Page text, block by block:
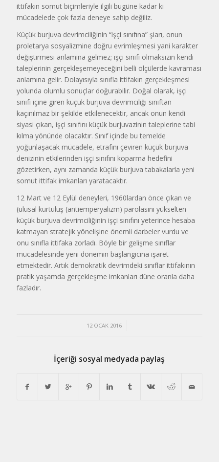
ittifakın somut biçimleriyle ilgili bugüne kadar ki
mücadelede çok fazla deneye sahip değiliz.
Küçük burjuva devrimciliğinin “işçi sınıfına” şiarı, onun
proletarya sosyalizmine doğru evrimleşmesi yani karakter
değiştirmesi anlamına gelmez; işçi sınıfı olmaksızın kendi
taleplerinin gerçekleşemeyeceğini belli ölçülerde kavraması
anlamına gelir. Dolayısıyla sınıfla ittifakın gerçekleşmesi
yolunda olumlu sonuçlar doğurabilir. Doğal olarak, işçi
sınıfı içine giren küçük burjuva devrimciliği sınıftan
kaçınılmaz bir şekilde etkilenecektir, ancak onun kendi
siyasi çıkan, işçi sınıfını küçük burjuvazinin taleplerine tabi
kılma yönünde olacaktır. Sınıf içinde bu temelde
yoğunlaşacak mücadele, etrafını çeviren küçük burjuva
denizinin etkilerinden işçi sınıfını koparma hedefini
gözetirken, aynı zamanda küçük burjuva tabakalarla yeni
somut ittifak imkanları yaratacaktır.
12 Mart ve 12 Eylül deneyleri, 1960lardan önce çıkan ve
(ulusal kurtuluş (antiemperyalizm) parolasını yükselten
küçük burjuva devrimciliğinin işçi sınıfını yeterince hesaba
katmayan stratejik yönelişine önemli darbeler vurdu ve
onu sınıfla ittifaka zorladı. Böyle bir gelişme sınıflar
mücadelesinde yeni dönemin başlangıcına işaret
etmektedir. Artık demokratik devrimdeki sınıflar ittifakının
pratik yaşamda gerçekleşme imkanları düne oranla daha
fazladır.
12 OCAK 2016
/
İçeriği sosyal medyada paylaş